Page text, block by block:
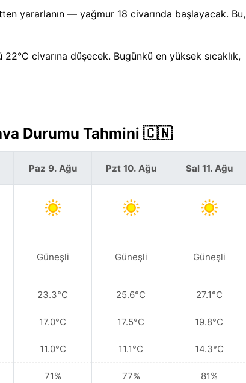
yararlanın — yağmur 18 civarında başlayacak. Bu,
civarına düşecek. Bugünkü en yüksek sıcaklık,
Durumu Tahmini 🇨🇳
Paz 9. Ağu
Güneşli
23.3°C
17.0°C
11.0°C
71%
Pzt 10. Ağu
Güneşli
25.6°C
17.5°C
11.1°C
77%
Sal 11. Ağu
Güneşli
27.1°C
19.8°C
14.3°C
81%